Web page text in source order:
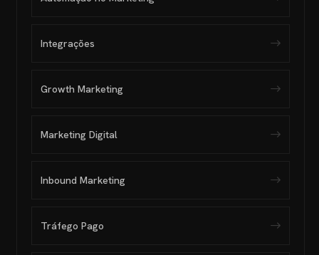
Integrações
Growth Marketing
Marketing Digital
Inbound Marketing
Tráfego Pago